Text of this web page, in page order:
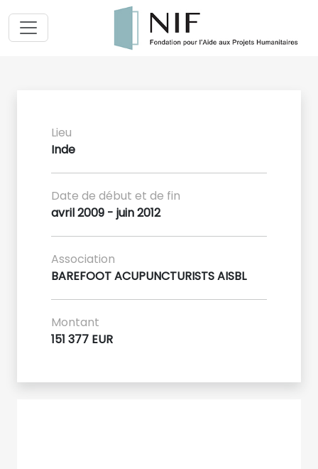
Lieu
Inde
Date de début et de fin
avril 2009 - juin 2012
Association
BAREFOOT ACUPUNCTURISTS AISBL
Montant
151 377 EUR